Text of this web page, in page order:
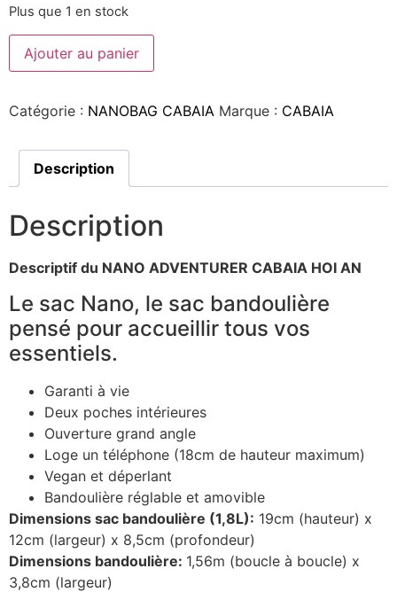
Plus que 1 en stock
Ajouter au panier
Catégorie : NANOBAG CABAIA Marque : CABAIA
Description
Description
Descriptif du NANO ADVENTURER CABAIA HOI AN
Le sac Nano, le sac bandoulière
pensé pour accueillir tous vos
essentiels.
Garanti à vie
Deux poches intérieures
Ouverture grand angle
Loge un téléphone (18cm de hauteur maximum)
Vegan et déperlant
Bandoulière réglable et amovible
Dimensions sac bandoulière (1,8L): 19cm (hauteur) x
12cm (largeur) x 8,5cm (profondeur)
Dimensions bandoulière: 1,56m (boucle à boucle) x
3,8cm (largeur)